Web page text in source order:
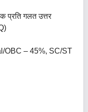
प्रति गलत उत्तर
OBC – 45%, SC/ST